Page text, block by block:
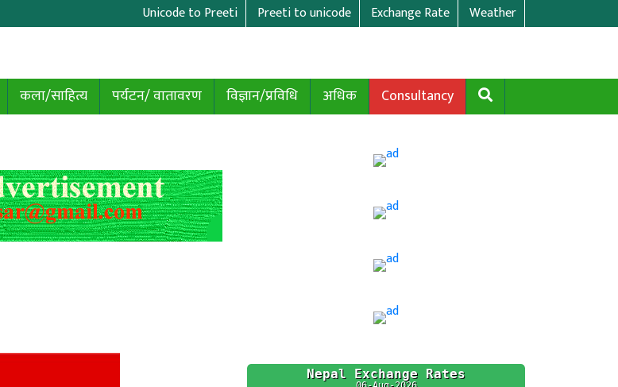
Unicode to Preeti Preeti to unicode Exchange Rate Weather
कला/साहित्य पर्यटन/ वातावरण विज्ञान/प्रविधि अधिक Consultancy